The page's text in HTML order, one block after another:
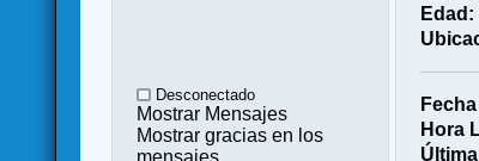
Desconectado
Mostrar Mensajes
Mostrar gracias en los
mensajes
Edad:
Hora